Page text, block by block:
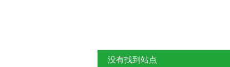
没有找到站点